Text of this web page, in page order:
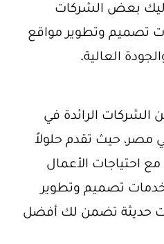
بعض الشركات
تصميم وتطوير مواقع
العالية.
الشركات الرائدة في
مصر، حيث تقدم حلولاً
احتياجات الأعمال
تصميم وتطوير
حديثة تضمن لك أفضل